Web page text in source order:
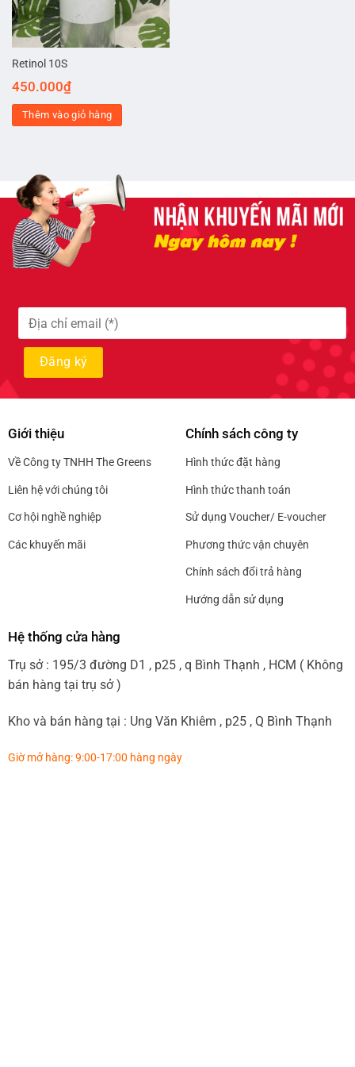
Retinol 10S
450.000₫
Thêm vào giỏ hàng
Giới thiệu
Về Công ty TNHH The Greens
Liên hệ với chúng tôi
Cơ hội nghề nghiệp
Các khuyến mãi
Chính sách công ty
Hình thức đặt hàng
Hình thức thanh toán
Sử dụng Voucher/ E-voucher
Phương thức vận chuyên
Chính sách đổi trả hàng
Hướng dẫn sử dụng
Hệ thống cửa hàng
Trụ sở : 195/3 đường D1 , p25 , q Bình Thạnh , HCM ( Không
bán hàng tại trụ sở )
Kho và bán hàng tại : Ung Văn Khiêm , p25 , Q Bình Thạnh
Giờ mở hàng: 9:00-17:00 hàng ngày